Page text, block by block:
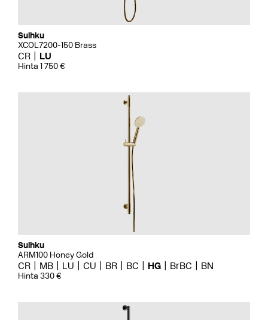
Suihku
XCOL7200-150 Brass
CR LU
Hinta 1 750 €
Suihku
ARM100 Honey Gold
CR MB LU CU BR BC HG BrBC BN
Hinta 330 €